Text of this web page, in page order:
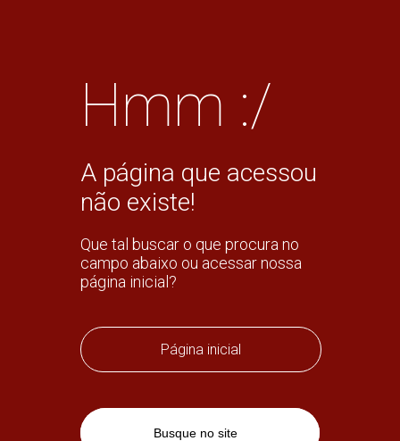
Hmm :/
A página que acessou
não existe!
Que tal buscar o que procura no
campo abaixo ou acessar nossa
página inicial?
Página inicial